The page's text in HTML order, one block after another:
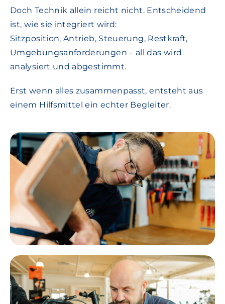
Doch Technik allein reicht nicht. Entscheidend
ist, wie sie integriert wird:
Sitzposition, Antrieb, Steuerung, Restkraft,
Umgebungsanforderungen – all das wird
analysiert und abgestimmt.
Erst wenn alles zusammenpasst, entsteht aus
einem Hilfsmittel ein echter Begleiter.